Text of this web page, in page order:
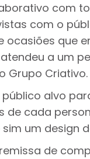
com
com o
ocasiões que
a um
Grupo Criativo.
alvo
de cada
um design
de